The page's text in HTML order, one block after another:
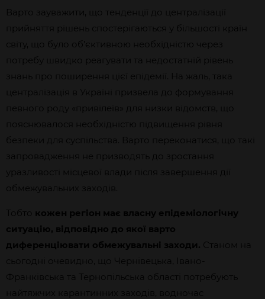
Варто зауважити, що тенденції до централізації
прийняття рішень спостерігаються у більшості країн
світу, що було об’єктивною необхідністю через
потребу швидко реагувати та недостатній рівень
знань про поширення цієї епідемії. На жаль, така
централізація в Україні призвела до формування
певного роду «привілеїв» для низки відомств, що
пояснювалося необхідністю підвищення рівня
безпеки для суспільства. Варто переконатися, що такі
запровадження не призводять до зростання
уразливості місцевої влади після завершення дії
обмежувальних заходів.
Тобто
кожен регіон має власну епідеміологічну
ситуацію, відповідно до якої варто
диференціювати обмежувальні заходи. Станом на
сьогодні очевидно, що Чернівецька, Івано-
Франківська та Тернопільська області потребують
найтяжчих карантинних заходів, водночас